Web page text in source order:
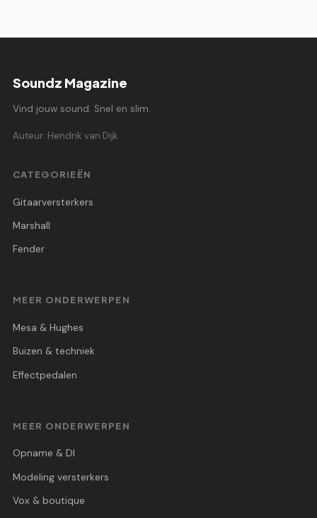
Soundz Magazine
Vind jouw sound. Snel en slim.
Auteur: Hendrik van Dijk
CATEGORIEËN
Gitaarversterkers
Marshall
Fender
MEER ONDERWERPEN
Mesa & Hughes
Buizen & techniek
Effectpedalen
MEER ONDERWERPEN
Opname & DI
Modeling versterkers
Vox & boutique